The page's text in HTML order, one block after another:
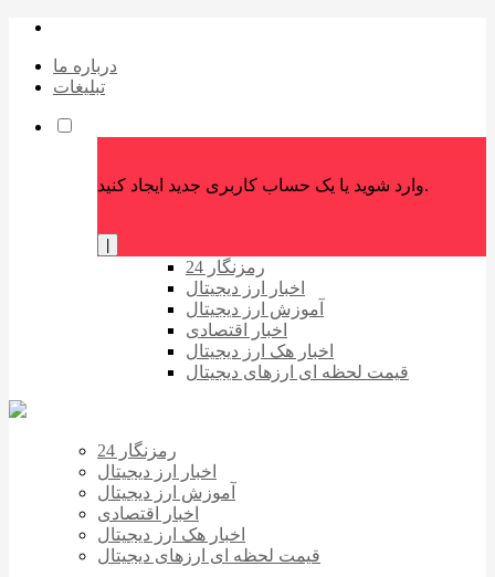
درباره ما
تبلیغات
وارد شوید یا یک حساب کاربری جدید ایجاد کنید.
رمزنگار 24
اخبار ارز دیجیتال
آموزش ارز دیجیتال
اخبار اقتصادی
اخبار هک ارز دیجیتال
قیمت لحظه ای ارزهای دیجیتال
رمزنگار 24
اخبار ارز دیجیتال
آموزش ارز دیجیتال
اخبار اقتصادی
اخبار هک ارز دیجیتال
قیمت لحظه ای ارزهای دیجیتال